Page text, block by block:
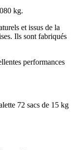
kg.
et issus de la
Ils sont fabriqués
performances
72 sacs de 15 kg